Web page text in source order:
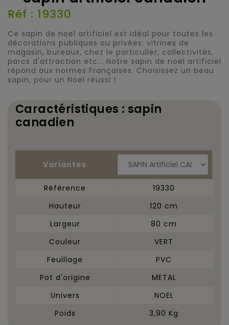
Réf : 19330
Ce sapin de noel artificiel est idéal pour toutes les
décorations publiques ou privées: vitrines de
magasin, bureaux, chez le particulier, collectivités,
parcs d'attraction etc... Notre sapin de noel artificiel
répond aux normes Françaises. Choisissez un beau
sapin, pour un Noël réussi !
Caractéristiques : sapin
canadien
Variantes
Référence
19330
Hauteur
120 cm
Largeur
80 cm
Couleur
VERT
Feuillage
PVC
Pot d'origine
METAL
Univers
NOEL
Poids
3,90 Kg